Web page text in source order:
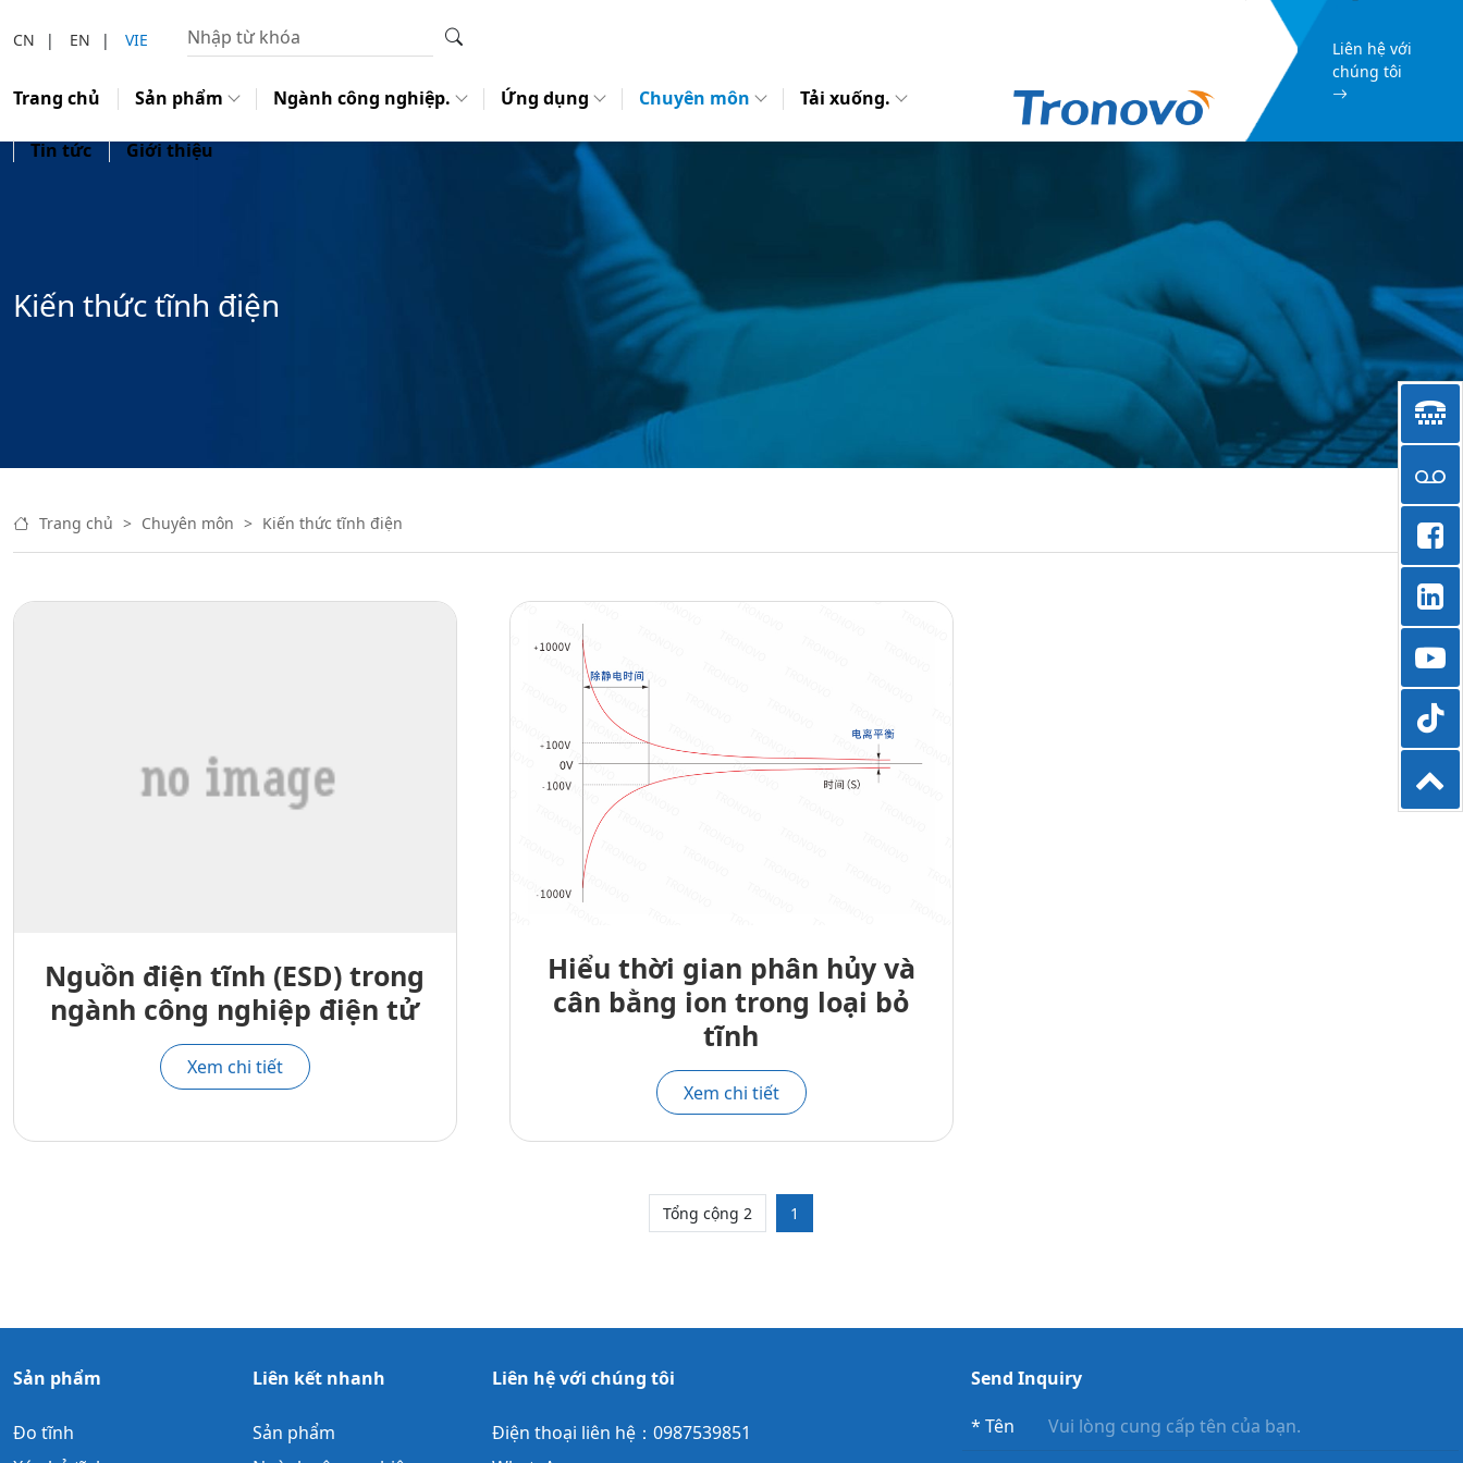
CN | EN | VIE
Trang chủ Sản phẩm Ngành công nghiệp. Ứng dụng Chuyên môn Tải xuống.
Tin tức Giới thiệu
Liên hệ với
chúng tôi
Kiến thức tĩnh điện
Trang chủ > Chuyên môn > Kiến thức tĩnh điện
Nguồn điện tĩnh (ESD) trong
ngành công nghiệp điện tử
Xem chi tiết
Hiểu thời gian phân hủy và
cân bằng ion trong loại bỏ
tĩnh
Xem chi tiết
Tổng cộng 2 1
Sản phẩm
Đo tĩnh
Liên kết nhanh
Sản phẩm
Liên hệ với chúng tôi
Điện thoại liên hệ：0987539851
Send Inquiry
*Tên